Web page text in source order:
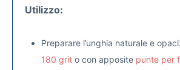
Utilizzo:
Preparare l’unghia naturale e
180 grit o con apposite punte per